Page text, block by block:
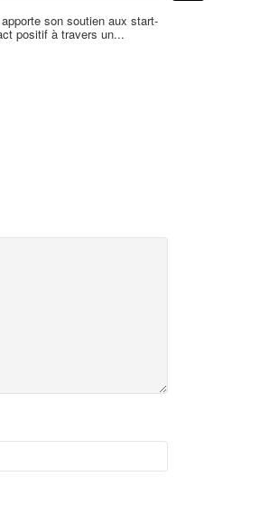
son soutien aux start-
positif à travers un...